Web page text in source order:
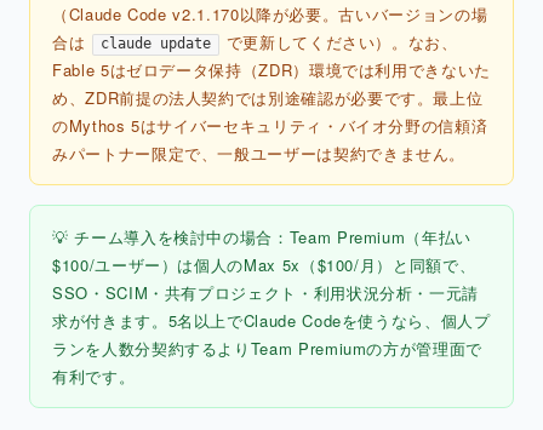
（Claude Code v2.1.170以降が必要。古いバージョンの場
合は
claude update
で更新してください）。なお、
Fable 5はゼロデータ保持（ZDR）環境では利用できないた
め、ZDR前提の法人契約では別途確認が必要です。最上位
のMythos 5はサイバーセキュリティ・バイオ分野の信頼済
みパートナー限定で、一般ユーザーは契約できません。
💡 チーム導入を検討中の場合：Team Premium（年払い
$100/ユーザー）は個人のMax 5x（$100/月）と同額で、
SSO・SCIM・共有プロジェクト・利用状況分析・一元請
求が付きます。5名以上でClaude Codeを使うなら、個人プ
ランを人数分契約するよりTeam Premiumの方が管理面で
有利です。